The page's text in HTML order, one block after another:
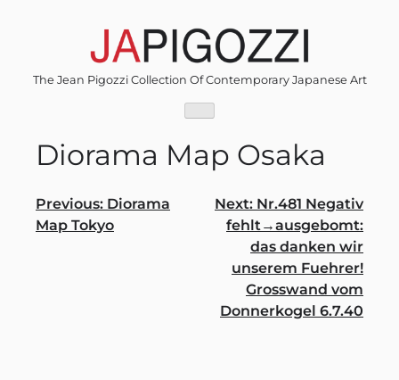
The Jean Pigozzi Collection Of Contemporary Japanese Art
Diorama Map Osaka
Post
navigation
Previous: Diorama
Map Tokyo
Next: Nr.481 Negativ
fehlt→ausgebomt:
das danken wir
unserem Fuehrer!
Grosswand vom
Donnerkogel 6.7.40